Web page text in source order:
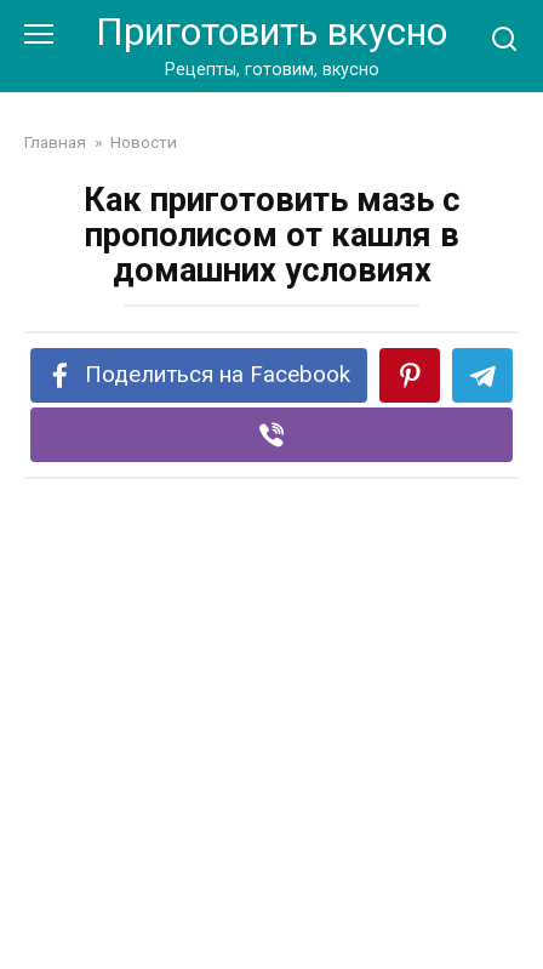
Приготовить вкусно
Рецепты, готовим, вкусно
Главная » Новости
Как приготовить мазь с
прополисом от кашля в
домашних условиях
Поделиться на Facebook